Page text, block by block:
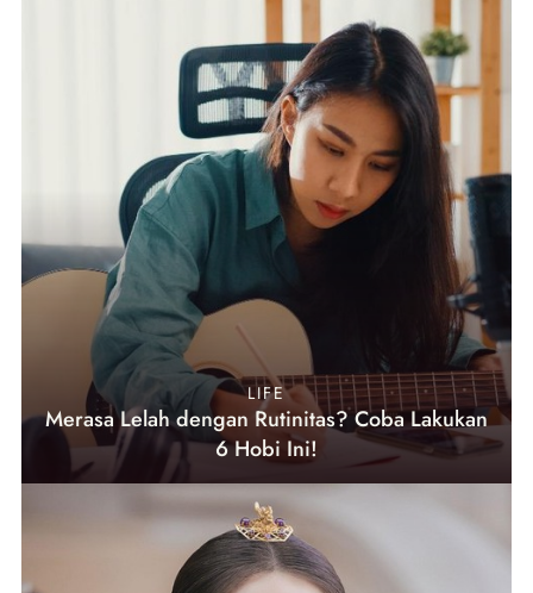
LIFE
Merasa Lelah dengan Rutinitas? Coba Lakukan
6 Hobi Ini!